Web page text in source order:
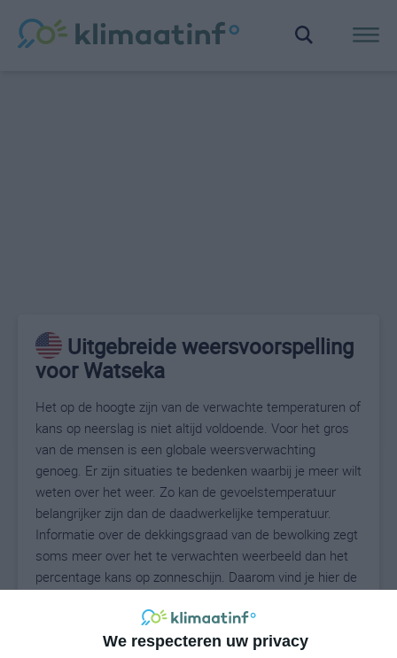
We respecteren uw privacy
Uitgebreide weersvoorspelling
voor Watseka
Het op de hoogte zijn van de verwachte temperaturen of
kans op neerslag is niet altijd voldoende. Voor het gros
van de mensen is een globale weersverwachting
genoeg. Er zijn situaties te bedenken waarbij je meer wilt
weten over het weer. Zo kan de gevoelstemperatuur
belangrijker zijn dan de daadwerkelijke temperatuur.
Informatie over de dekkingsgraad van de bewolking zegt
soms meer over het te verwachten weerbeeld dan het
percentage kans op zonneschijn. Daarom vind je hier de